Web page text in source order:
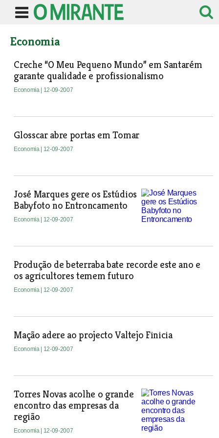
Economia
Creche “O Meu Pequeno Mundo” em Santarém
garante qualidade e profissionalismo
Economia | 12-09-2007
Glosscar abre portas em Tomar
Economia | 12-09-2007
José Marques gere os Estúdios
Babyfoto no Entroncamento
Economia | 12-09-2007
Produção de beterraba bate recorde este ano e
os agricultores temem futuro
Economia | 12-09-2007
Mação adere ao projecto Valtejo Finicia
Economia | 12-09-2007
Torres Novas acolhe o grande
encontro das empresas da
região
Economia | 12-09-2007